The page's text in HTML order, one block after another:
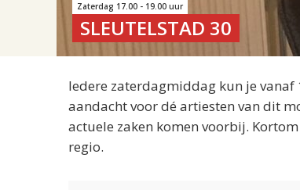
Zaterdag 17.00 - 19.00 uur
SLEUTELSTAD 30
Iedere zaterdagmiddag kun je
aandacht voor dé artiesten van dit
actuele zaken komen voorbij.
regio.